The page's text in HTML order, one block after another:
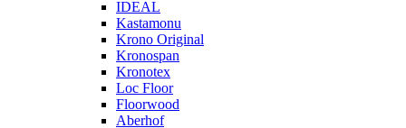
IDEAL
Kastamonu
Krono Original
Kronospan
Kronotex
Loc Floor
Floorwood
Aberhof